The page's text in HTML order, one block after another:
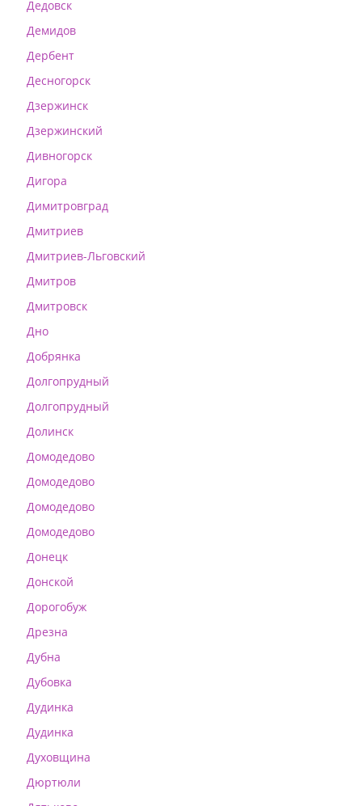
Дедовск
Демидов
Дербент
Десногорск
Дзержинск
Дзержинский
Дивногорск
Дигора
Димитровград
Дмитриев
Дмитриев-Льговский
Дмитров
Дмитровск
Дно
Добрянка
Долгопрудный
Долгопрудный
Долинск
Домодедово
Домодедово
Домодедово
Домодедово
Донецк
Донской
Дорогобуж
Дрезна
Дубна
Дубовка
Дудинка
Дудинка
Духовщина
Дюртюли